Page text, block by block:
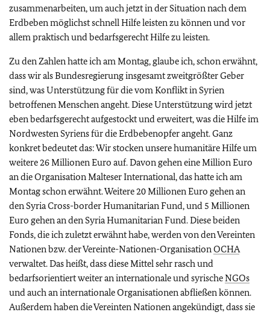
zusammenarbeiten, um auch jetzt in der Situation nach dem
Erdbeben möglichst schnell Hilfe leisten zu können und vor
allem praktisch und bedarfsgerecht Hilfe zu leisten.
Zu den Zahlen hatte ich am Montag, glaube ich, schon erwähnt,
dass wir als Bundesregierung insgesamt zweitgrößter Geber
sind, was Unterstützung für die vom Konflikt in Syrien
betroffenen Menschen angeht. Diese Unterstützung wird jetzt
eben bedarfsgerecht aufgestockt und erweitert, was die Hilfe im
Nordwesten Syriens für die Erdbebenopfer angeht. Ganz
konkret bedeutet das: Wir stocken unsere humanitäre Hilfe um
weitere 26 Millionen Euro auf. Davon gehen eine Million Euro
an die Organisation Malteser International, das hatte ich am
Montag schon erwähnt. Weitere 20 Millionen Euro gehen an
den Syria Cross-border Humanitarian Fund, und 5 Millionen
Euro gehen an den Syria Humanitarian Fund. Diese beiden
Fonds, die ich zuletzt erwähnt habe, werden von den Vereinten
Nationen bzw. der Vereinte-Nationen-OrganisationOCHA
verwaltet. Das heißt, dass diese Mittel sehr rasch und
bedarfsorientiert weiter an internationale und syrischeNGOs
und auch an internationale Organisationen abfließen können.
Außerdem haben die Vereinten Nationen angekündigt, dass sie